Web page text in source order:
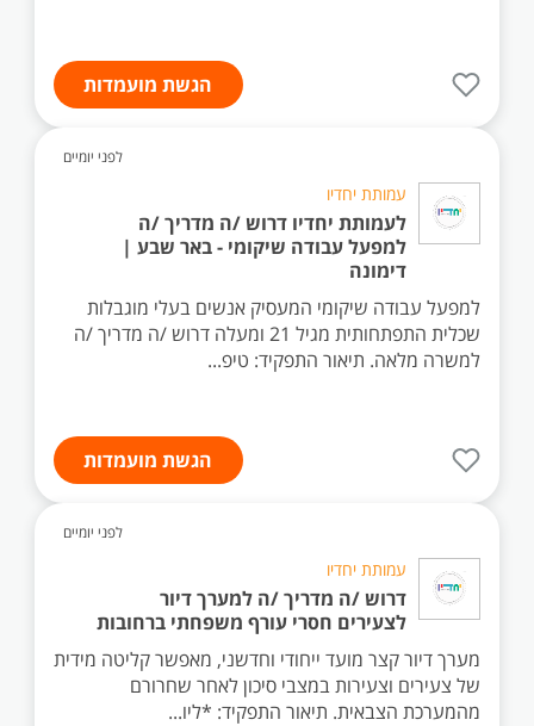
הגשת מועמדות
לפני יומיים
עמותת יחדיו
לעמותת יחדיו דרוש /ה מדריך /ה
למפעל עבודה שיקומי - באר שבע |
דימונה
למפעל עבודה שיקומי המעסיק אנשים בעלי מוגבלות
שכלית התפתחותית מגיל 21 ומעלה דרוש /ה מדריך /ה
למשרה מלאה. תיאור התפקיד: טיפ...
הגשת מועמדות
לפני יומיים
עמותת יחדיו
דרוש /ה מדריך /ה למערך דיור
לצעירים חסרי עורף משפחתי ברחובות
מערך דיור קצר מועד ייחודי וחדשני, מאפשר קליטה מידית
של צעירים וצעירות במצבי סיכון לאחר שחרורם
מהמערכת הצבאית. תיאור התפקיד: *ליו...